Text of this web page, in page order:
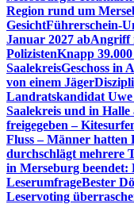
Region rund um
GesichtFührerschein-
Januar 2027 abAngriff
PolizistenKnapp
SaalekreisGeschoss in
von einem Jäger
Landratskandidat
Saalekreis und in Halle
freigegeben –
Fluss – Männer hatten
durchschlägt mehrere
in Merseburg beendet:
LeserumfrageBester
Leservoting